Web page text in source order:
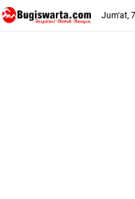
Jum'at,